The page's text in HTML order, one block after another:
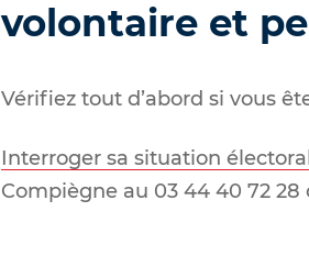
volontaire et
Vérifiez tout d’abord si vous
Interroger sa situation
Compiègne au 03 44 40 72 28